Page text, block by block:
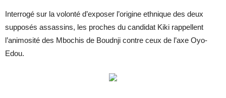
Interrogé sur la volonté d’exposer l’origine ethnique des deux
supposés assassins, les proches du candidat Kiki rappellent
l’animosité des Mbochis de Boudnji contre ceux de l’axe Oyo-
Edou.